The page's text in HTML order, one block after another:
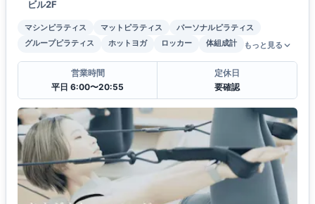
ビル2F
マシンピラティス マットピラティス
パーソナルピラティス
グループピラティス
ホットヨガ ロッカー 体組成計 もっと見る
営業時間
平日 6:00〜20:55
定休日
要確認